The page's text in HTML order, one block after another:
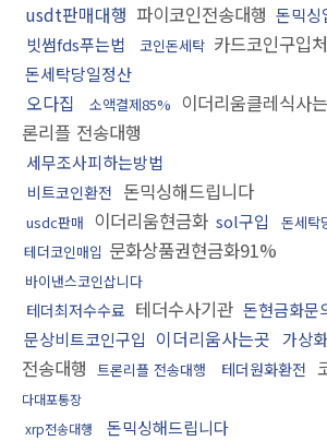
usdt판매대행 파이코인전송대행 돈믹싱
빗썸fds푸는법 코인돈세탁 카드코인구입처
돈세탁당일정산
오다집 소액결제85% 이더리움클레식사
론리플 전송대행
세무조사피하는방법
비트코인환전 돈믹싱해드립니다
usdc판매 이더리움현금화 sol구입 돈세탁
테더코인매입 문화상품권현금화91%
바이낸스코인삽니다
테더최저수수료 테더수사기관 돈현금화문
문상비트코인구입 이더리움사는곳 가상
전송대행 트론리플 전송대행 테더원화환전
다대포통장
xrp전송대행
돈믹싱해드립니다